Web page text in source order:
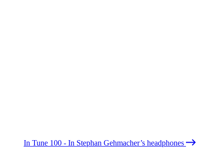
In Tune 100 - In Stephan Gehmacher’s headphones